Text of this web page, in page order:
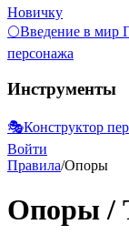
Новичку
🌕Введение в мир
персонажа
Инструменты
🎭Конструктор
Войти
Правила/Опоры
Опоры /